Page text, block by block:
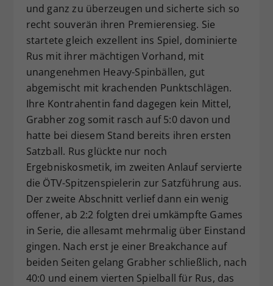
und ganz zu überzeugen und sicherte sich so
recht souverän ihren Premierensieg. Sie
startete gleich exzellent ins Spiel, dominierte
Rus mit ihrer mächtigen Vorhand, mit
unangenehmen Heavy-Spinbällen, gut
abgemischt mit krachenden Punktschlägen.
Ihre Kontrahentin fand dagegen kein Mittel,
Grabher zog somit rasch auf 5:0 davon und
hatte bei diesem Stand bereits ihren ersten
Satzball. Rus glückte nur noch
Ergebniskosmetik, im zweiten Anlauf servierte
die ÖTV-Spitzenspielerin zur Satzführung aus.
Der zweite Abschnitt verlief dann ein wenig
offener, ab 2:2 folgten drei umkämpfte Games
in Serie, die allesamt mehrmalig über Einstand
gingen. Nach erst je einer Breakchance auf
beiden Seiten gelang Grabher schließlich, nach
40:0 und einem vierten Spielball für Rus, das